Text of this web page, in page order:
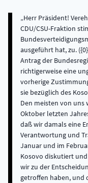
Herr Präsident!
CDU/CSU-Fraktion
ausgeführt hat, zu.
Antrag der
richtigerweise eine
vorherige
sie bezüglich des
Den meisten von uns
Oktober letzten
daß wir damals eine
Verantwortung und
Januar und im
Kosovo diskutiert
wir zu der
getroffen haben, und